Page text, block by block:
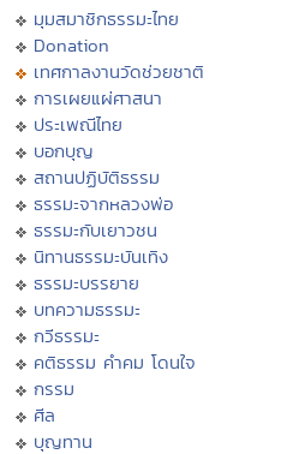
มุมสมาชิกธรรมะไทย
Donation
เทศกาลงานวัดช่วยชาติ
การเผยแผ่ศาสนา
ประเพณีไทย
บอกบุญ
สถานปฏิบัติธรรม
ธรรมะจากหลวงพ่อ
ธรรมะกับเยาวชน
นิทานธรรมะบันเทิง
ธรรมะบรรยาย
บทความธรรมะ
กวีธรรมะ
คติธรรม คำคม โดนใจ
กรรม
ศีล
บุญทาน